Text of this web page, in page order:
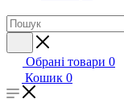
Обрані товари 0
Кошик 0